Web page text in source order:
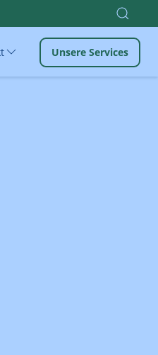
Unsere Services